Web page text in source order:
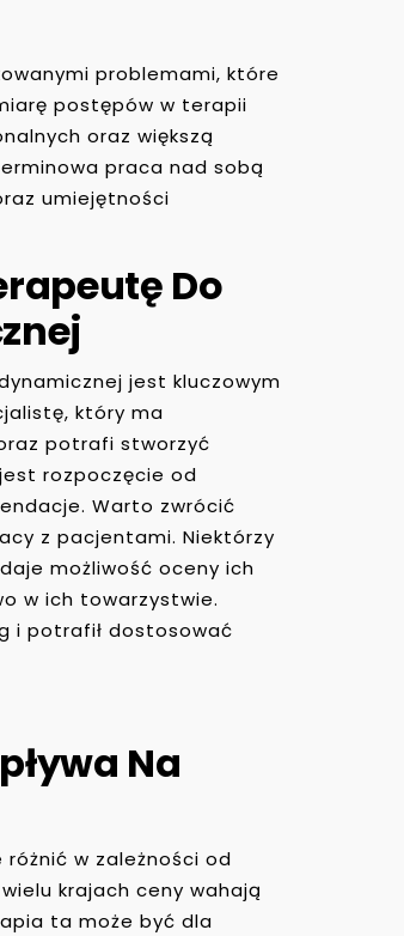
problemami, które
postępów w terapii
oraz większą
praca nad sobą
umiejętności
Do
jest kluczowym
który ma
potrafi stworzyć
rozpoczęcie od
Warto zwrócić
z pacjentami. Niektórzy
możliwość oceny ich
w ich towarzystwie.
i potrafił dostosować
Na
w zależności od
krajach ceny wahają
ta może być dla